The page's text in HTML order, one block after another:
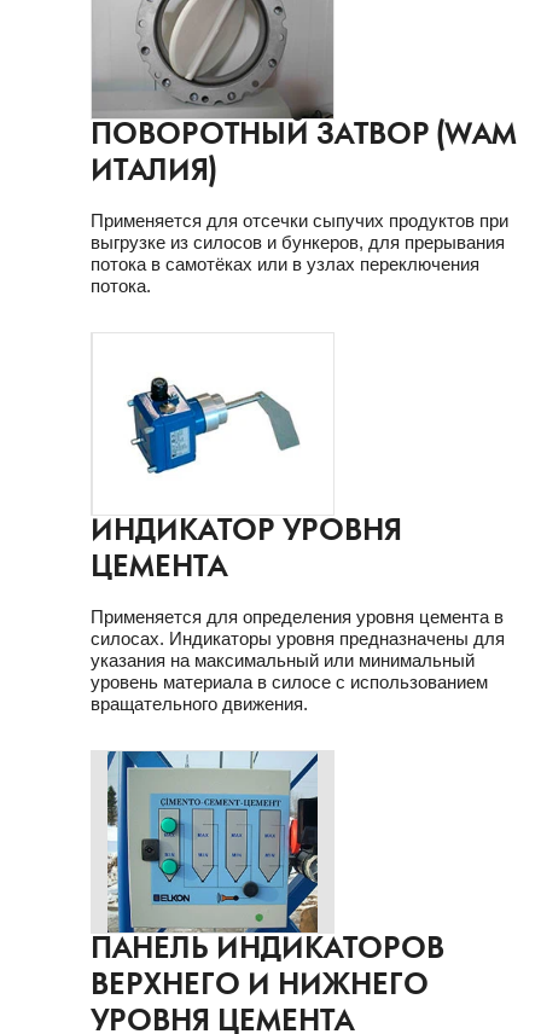
ПОВОРОТНЫЙ ЗАТВОР (WAM
ИТАЛИЯ)
Применяется для отсечки сыпучих продуктов при
выгрузке из силосов и бункеров, для прерывания
потока в самотёках или в узлах переключения
потока.
ИНДИКАТОР УРОВНЯ
ЦЕМЕНТА
Применяется для определения уровня цемента в
силосах. Индикаторы уровня предназначены для
указания на максимальный или минимальный
уровень материала в силосе с использованием
вращательного движения.
ПАНЕЛЬ ИНДИКАТОРОВ
ВЕРХНЕГО И НИЖНЕГО
УРОВНЯ ЦЕМЕНТА